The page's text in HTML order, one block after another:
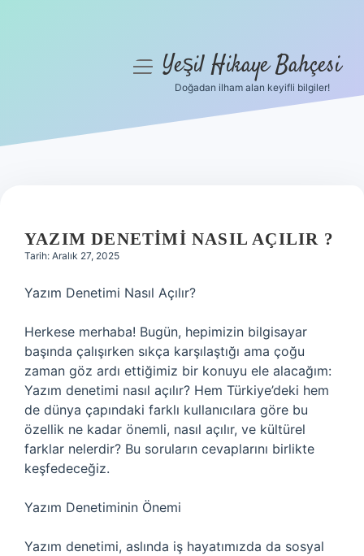
Hakkımızda
menüyüYeşil Hikaye Bahçesi
Doğadan ilham alan keyifli bilgiler!
YAZIM DENETIMI NASIL AÇILIR ?
Tarih: Aralık 27, 2025
Yazım Denetimi Nasıl Açılır?
Herkese merhaba! Bugün, hepimizin bilgisayar
başında çalışırken sıkça karşılaştığı ama çoğu
zaman göz ardı ettiğimiz bir konuyu ele alacağım:
Yazım denetimi nasıl açılır? Hem Türkiye’deki hem
de dünya çapındaki farklı kullanıcılara göre bu
özellik ne kadar önemli, nasıl açılır, ve kültürel
farklar nelerdir? Bu soruların cevaplarını birlikte
keşfedeceğiz.
Yazım Denetiminin Önemi
Yazım denetimi, aslında iş hayatımızda da sosyal